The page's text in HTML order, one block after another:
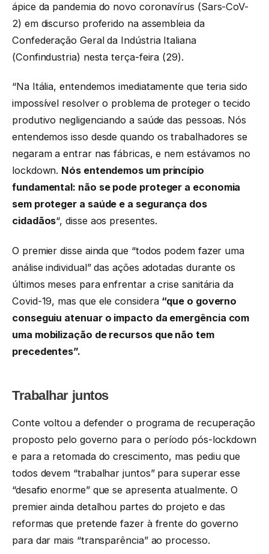
ápice da pandemia do novo coronavírus (Sars-CoV-
2) em discurso proferido na assembleia da
Confederação Geral da Indústria Italiana
(Confindustria) nesta terça-feira (29).
“Na Itália, entendemos imediatamente que teria sido
impossível resolver o problema de proteger o tecido
produtivo negligenciando a saúde das pessoas. Nós
entendemos isso desde quando os trabalhadores se
negaram a entrar nas fábricas, e nem estávamos no
lockdown. Nós entendemos um princípio
fundamental: não se pode proteger a economia
sem proteger a saúde e a segurança dos
cidadãos“, disse aos presentes.
O premier disse ainda que “todos podem fazer uma
análise individual” das ações adotadas durante os
últimos meses para enfrentar a crise sanitária da
Covid-19, mas que ele considera “que o governo
conseguiu atenuar o impacto da emergência com
uma mobilização de recursos que não tem
precedentes”.
Trabalhar juntos
Conte voltou a defender o programa de recuperação
proposto pelo governo para o período pós-lockdown
e para a retomada do crescimento, mas pediu que
todos devem “trabalhar juntos” para superar esse
“desafio enorme” que se apresenta atualmente. O
premier ainda detalhou partes do projeto e das
reformas que pretende fazer à frente do governo
para dar mais “transparência” ao processo.